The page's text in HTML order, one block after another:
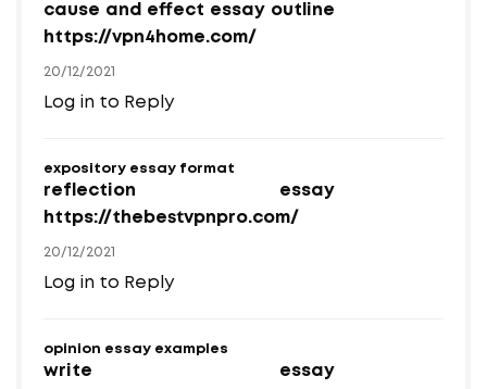
cause and effect essay outline
https://vpn4home.com/
20/12/2021
Log in to Reply
expository essay format
reflection essay
https://thebestvpnpro.com/
20/12/2021
Log in to Reply
opinion essay examples
write essay